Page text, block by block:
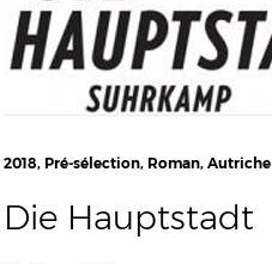
2018, Pré-sélection, Roman, Autriche
Die Hauptstadt